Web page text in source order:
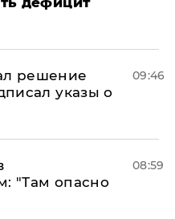
решение
указы о
09:46
"Там опасно
08:59